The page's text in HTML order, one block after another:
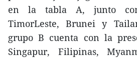
en la tabla A, junto
TimorLeste, Brunei y
grupo B cuenta con la
Singapur, Filipinas,